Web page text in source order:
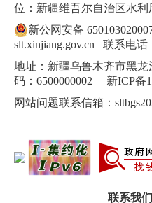
位：新疆维吾尔自治区水
新公网安备
slt.xinjiang.gov.cn 联系电话
地址：新疆乌鲁木齐市黑
码：6500000002
新ICP备
网站问题联系信箱：
联系我们